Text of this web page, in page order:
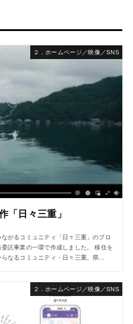
２．ホームページ／映像／SNS
「日々三重」
がるコミュニティ「日々三重」のプロ
託事業の一環で作成しました。 移住を
なるコミュニティ・日々三重。県...
２．ホームページ／映像／SNS